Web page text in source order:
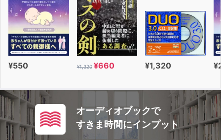
¥550 ¥1,320 ¥660 ¥1,320
オーディオブックで
すきま時間にインプット